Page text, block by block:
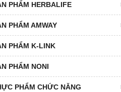
PHẨM HERBALIFE
PHẨM AMWAY
PHẨM K-LINK
PHẨM NONI
PHẨM CHỨC NĂNG